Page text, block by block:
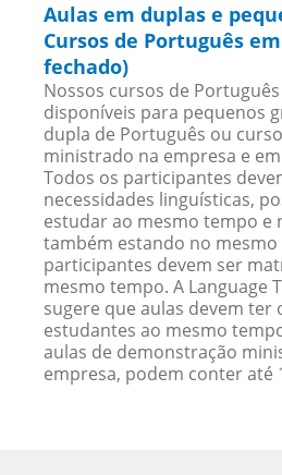
Aulas em duplas e
Cursos de Português
fechado)
Nossos cursos de
disponíveis para pequenos
dupla de Português ou
ministrado na empresa e
Todos os participantes
necessidades linguísticas,
estudar ao mesmo tempo e
também estando no mesmo
participantes devem ser
mesmo tempo. A Language
sugere que aulas devem ter
estudantes ao mesmo
aulas de demonstração
empresa, podem conter até